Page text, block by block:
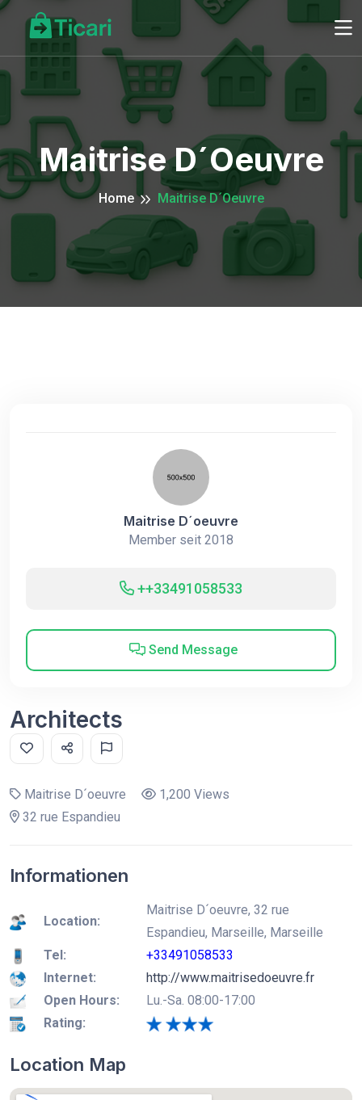
Maitrise D´oeuvre
Home Maitrise D´oeuvre
Maitrise D´oeuvre
Member seit 2018
++33491058533
Send Message
Architects
Maitrise D´oeuvre
1,200 Views
32 rue Espandieu
Informationen
Location:
Maitrise D´oeuvre, 32 rue
Espandieu, Marseille, Marseille
Tel:
+33491058533
Internet:
http://www.maitrisedoeuvre.fr
Open Hours:
Lu.-Sa. 08:00-17:00
Rating:
Location Map